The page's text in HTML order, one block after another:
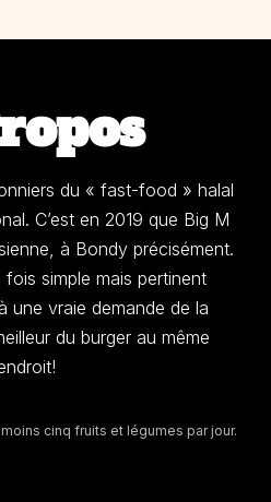
du « fast-food » halal
C’est en 2019 que Big M
à Bondy précisément.
simple mais pertinent
une vraie demande de la
du burger au même
cinq fruits et légumes par jour.